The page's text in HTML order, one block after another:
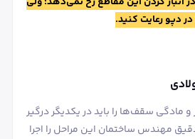
دپو رعایت کنید.
و مادگی سقف‌ها را باید در یکدیگر درگیر
مهندس ساختمان این مراحل را اجرا